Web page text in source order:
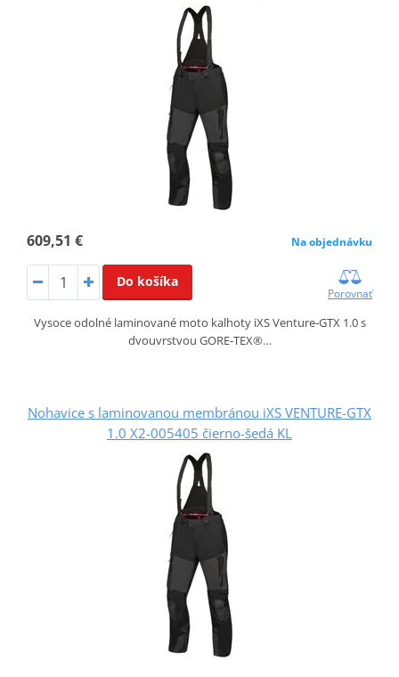
609,51 € Na objednávku
Do košíka
Porovnať
Vysoce odolné laminované moto kalhoty iXS Venture‑GTX 1.0 s
dvouvrstvou GORE‑TEX®…
Nohavice s laminovanou membránou iXS VENTURE-GTX
1.0 X2-005405 čierno-šedá KL